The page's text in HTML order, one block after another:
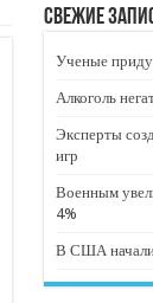
Свежие
Ученые
Алкоголь
Эксперты
игр
Военным
4%
В США начали